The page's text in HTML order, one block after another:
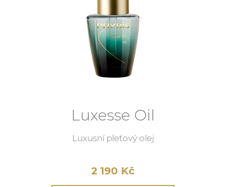
Luxesse Oil
Luxusní pleťový olej
2 190 Kč